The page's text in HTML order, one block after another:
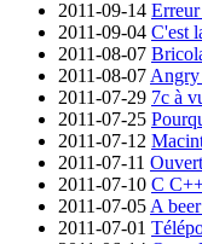
2011-09-14 Erreur
2011-09-04 C'est
2011-08-07
2011-08-07
2011-07-29 7c à
2011-07-25
2011-07-12
2011-07-11
2011-07-10 C
2011-07-05 A
2011-07-01